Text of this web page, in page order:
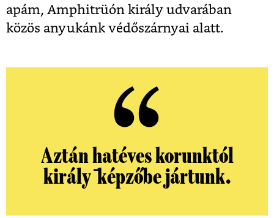
apám, Amphitrüón király udvarában
közös anyukánk védőszárnyai alatt.
Aztán hatéves korunktól
király ̄képzőbe jártunk.